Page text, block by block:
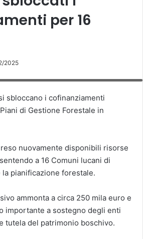
per 16
2025
Politiche agricole, alimentari e forestali, Carmine
sbloccano i cofinanziamenti
di Gestione Forestale in
nuovamente disponibili risorse
a 16 Comuni lucani di
pianificazione forestale.
ammonta a circa 250 mila euro e
importante a sostegno degli enti
tutela del patrimonio boschivo.